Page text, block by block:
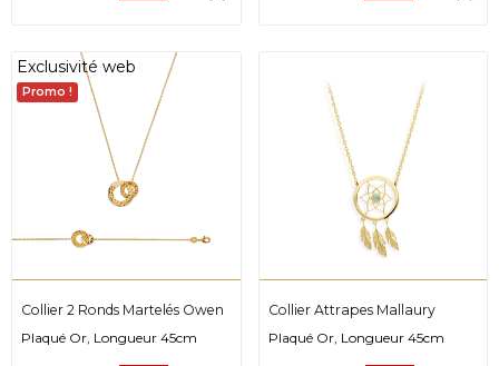
Exclusivité web
Promo !
Collier 2 Ronds Martelés Owen
Plaqué Or, Longueur 45cm
Collier Attrapes Mallaury
Plaqué Or, Longueur 45cm